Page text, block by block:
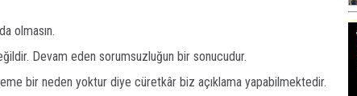
olmasın.
Devam eden sorumsuzluğun bir sonucudur.
bir neden yoktur diye cüretkâr biz açıklama yapabilmektedir.